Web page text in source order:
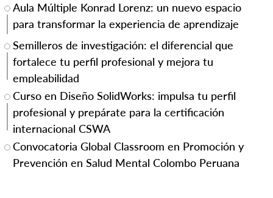
Aula Múltiple Konrad Lorenz: un nuevo espacio
para transformar la experiencia de aprendizaje
Semilleros de investigación: el diferencial que
fortalece tu perfil profesional y mejora tu
empleabilidad
Curso en Diseño SolidWorks: impulsa tu perfil
profesional y prepárate para la certificación
internacional CSWA
Convocatoria Global Classroom en Promoción y
Prevención en Salud Mental Colombo Peruana